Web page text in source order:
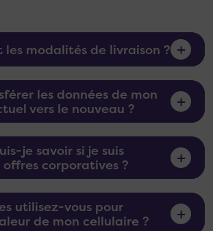
les modalités de livraison ? +
les données de mon
vers le nouveau ?
+
je savoir si je suis
corporatives ?
+
utilisez-vous pour
de mon cellulaire ?
+